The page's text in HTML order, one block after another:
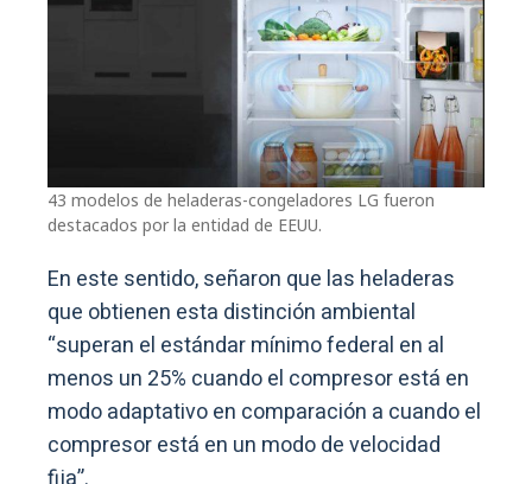
43 modelos de heladeras-congeladores LG fueron
destacados por la entidad de EEUU.
En este sentido, señaron que las heladeras
que obtienen esta distinción ambiental
“superan el estándar mínimo federal en al
menos un 25% cuando el compresor está en
modo adaptativo en comparación a cuando el
compresor está en un modo de velocidad